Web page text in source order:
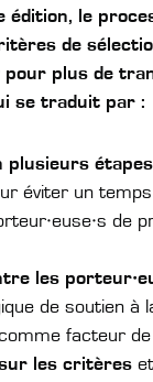
édition, le
de
plus de
se traduit par :
plusieurs étapes
éviter un
de
les
de soutien à
comme facteur
les critères